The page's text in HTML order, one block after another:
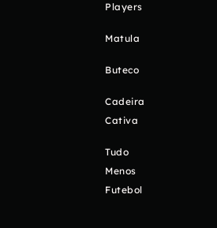
Players
Matula
Buteco
Cadeira
Cativa
Tudo
Menos
Futebol